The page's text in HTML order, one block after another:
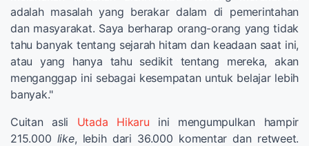
adalah masalah yang berakar dalam di pemerintahan
dan masyarakat. Saya berharap orang-orang yang tidak
tahu banyak tentang sejarah hitam dan keadaan saat ini,
atau yang hanya tahu sedikit tentang mereka, akan
menganggap ini sebagai kesempatan untuk belajar lebih
banyak."
Cuitan asli Utada Hikaru ini mengumpulkan hampir
215.000 like, lebih dari 36.000 komentar dan retweet.